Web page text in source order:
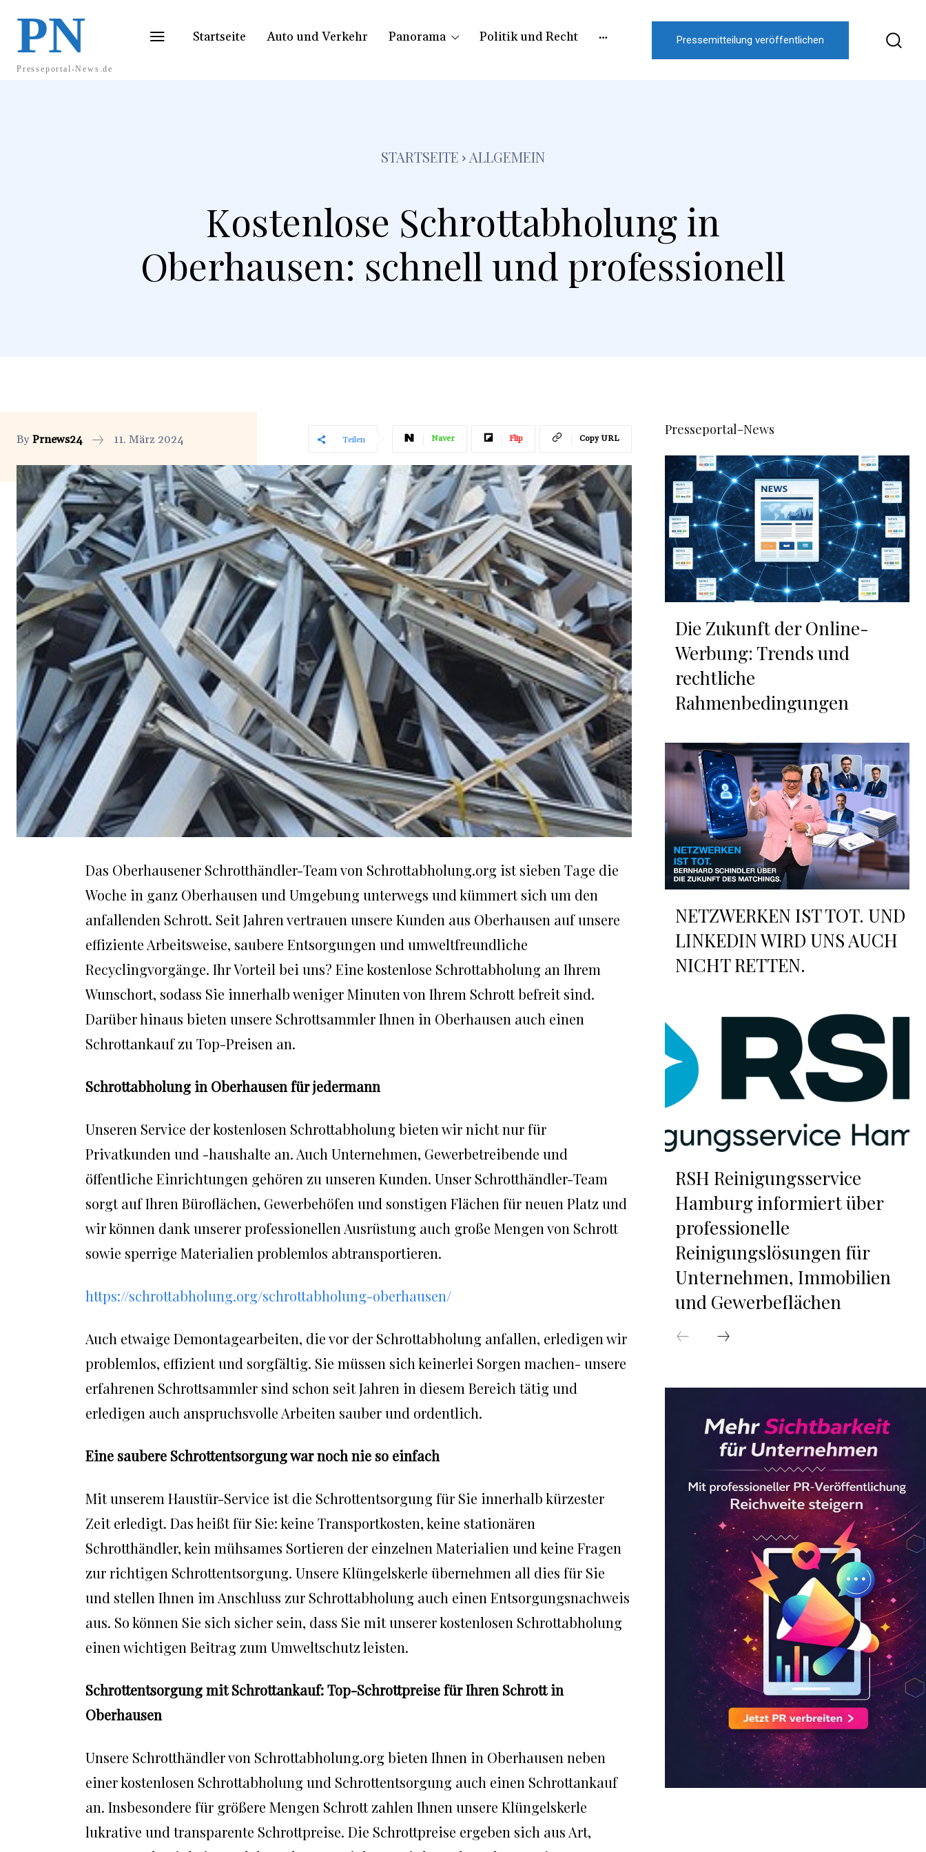
PN
Presseportal-News.de
Startseite Auto und Verkehr Panorama Politik und Recht Pressemitteilung veröffentlichen
STARTSEITE ALLGEMEIN
Kostenlose Schrottabholung in
Oberhausen: schnell und professionell
By Prnews24 11. März 2024 Teilen Naver Flip Copy URL
Das Oberhausener Schrotthändler-Team von Schrottabholung.org ist sieben Tage die
Woche in ganz Oberhausen und Umgebung unterwegs und kümmert sich um den
anfallenden Schrott. Seit Jahren vertrauen unsere Kunden aus Oberhausen auf unsere
effiziente Arbeitsweise, saubere Entsorgungen und umweltfreundliche
Recyclingvorgänge. Ihr Vorteil bei uns? Eine kostenlose Schrottabholung an Ihrem
Wunschort, sodass Sie innerhalb weniger Minuten von Ihrem Schrott befreit sind.
Darüber hinaus bieten unsere Schrottsammler Ihnen in Oberhausen auch einen
Schrottankauf zu Top-Preisen an.
Schrottabholung in Oberhausen für jedermann
Unseren Service der kostenlosen Schrottabholung bieten wir nicht nur für
Privatkunden und -haushalte an. Auch Unternehmen, Gewerbetreibende und
öffentliche Einrichtungen gehören zu unseren Kunden. Unser Schrotthändler-Team
sorgt auf Ihren Büroflächen, Gewerbehöfen und sonstigen Flächen für neuen Platz und
wir können dank unserer professionellen Ausrüstung auch große Mengen von Schrott
sowie sperrige Materialien problemlos abtransportieren.
https://schrottabholung.org/schrottabholung-oberhausen/
Auch etwaige Demontagearbeiten, die vor der Schrottabholung anfallen, erledigen wir
problemlos, effizient und sorgfältig. Sie müssen sich keinerlei Sorgen machen- unsere
erfahrenen Schrottsammler sind schon seit Jahren in diesem Bereich tätig und
erledigen auch anspruchsvolle Arbeiten sauber und ordentlich.
Eine saubere Schrottentsorgung war noch nie so einfach
Mit unserem Haustür-Service ist die Schrottentsorgung für Sie innerhalb kürzester
Zeit erledigt. Das heißt für Sie: keine Transportkosten, keine stationären
Schrotthändler, kein mühsames Sortieren der einzelnen Materialien und keine Fragen
zur richtigen Schrottentsorgung. Unsere Klüngelskerle übernehmen all dies für Sie
und stellen Ihnen im Anschluss zur Schrottabholung auch einen Entsorgungsnachweis
aus. So können Sie sich sicher sein, dass Sie mit unserer kostenlosen Schrottabholung
einen wichtigen Beitrag zum Umweltschutz leisten.
Schrottentsorgung mit Schrottankauf: Top-Schrottpreise für Ihren Schrott in
Oberhausen
Unsere Schrotthändler von Schrottabholung.org bieten Ihnen in Oberhausen neben
einer kostenlosen Schrottabholung und Schrottentsorgung auch einen Schrottankauf
an. Insbesondere für größere Mengen Schrott zahlen Ihnen unsere Klüngelskerle
lukrative und transparente Schrottpreise. Die Schrottpreise ergeben sich aus Art,
Presseportal-News
Die Zukunft der Online-
Werbung: Trends und
rechtliche
Rahmenbedingungen
NETZWERKEN IST TOT. UND
LINKEDIN WIRD UNS AUCH
NICHT RETTEN.
RSH Reinigungsservice
Hamburg informiert über
professionelle
Reinigungslösungen für
Unternehmen, Immobilien
und Gewerbeflächen